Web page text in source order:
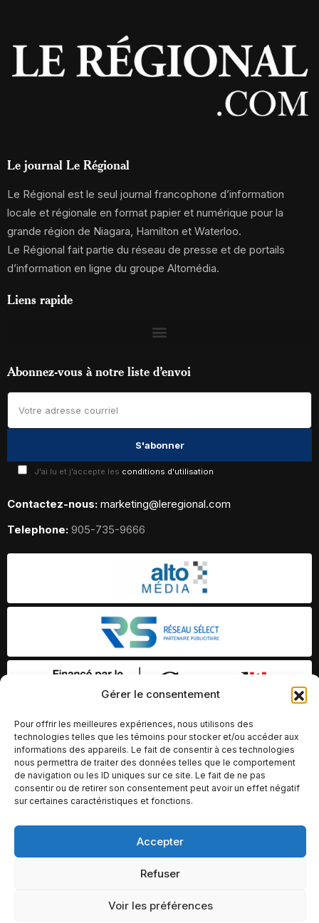
Gérer le consentement
Pour offrir les meilleures expériences, nous utilisons des
technologies telles que les témoins pour stocker et/ou accéder aux
informations des appareils. Le fait de consentir à ces technologies
nous permettra de traiter des données telles que le comportement
de navigation ou les ID uniques sur ce site. Le fait de ne pas
consentir ou de retirer son consentement peut avoir un effet négatif
sur certaines caractéristiques et fonctions.
Accepter
Refuser
Voir les préférences
Le journal Le Régional
Le Régional est le seul journal francophone d’information
locale et régionale en format papier et numérique pour la
grande région de Niagara, Hamilton et Waterloo.
Le Régional fait partie du réseau de presse et de portails
d’information en ligne du groupe Altomédia.
Liens rapide
Abonnez-vous à notre liste d’envoi
J'ai lu et j'accepte les conditions d'utilisation
Contactez-nous: marketing@leregional.com
Telephone: 905-735-9666
© Copyright 2026 – Altomédia Inc |
Ce site internet a été conçu et développé par Chameleon Ideas